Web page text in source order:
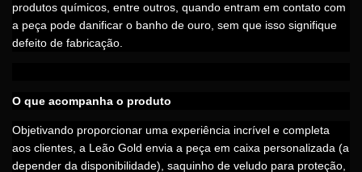
produtos químicos, entre outros, quando entram em contato com
a peça pode danificar o banho de ouro, sem que isso signifique
defeito de fabricação.
O que acompanha o produto
Objetivando proporcionar uma experiência incrível e completa
aos clientes, a Leão Gold envia a peça em caixa personalizada (a
depender da disponibilidade), saquinho de veludo para proteção,